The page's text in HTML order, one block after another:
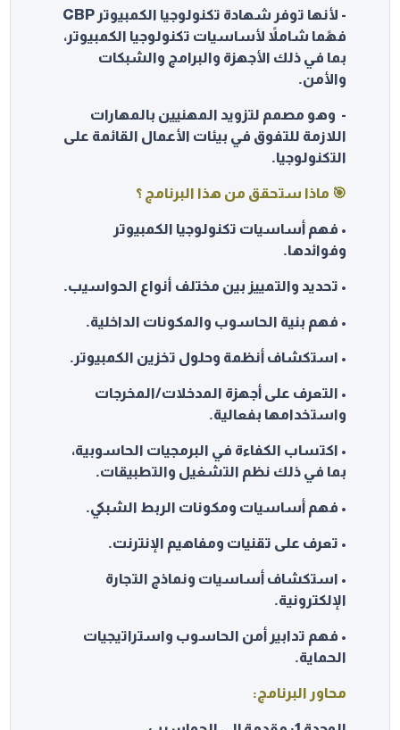
- لأنها توفر شهادة تكنولوجيا الكمبيوتر CBP
فهًما شاملاً لأساسيات تكنولوجيا الكمبيوتر،
بما في ذلك الأجهزة والبرامج والشبكات
والأمن.
- وهو مصمم لتزويد المهنيين بالمهارات
اللازمة للتفوق في بيئات الأعمال القائمة على
التكنولوجيا.
🎯 ماذا ستحقق من هذا البرنامج ؟
• فهم أساسيات تكنولوجيا الكمبيوتر
وفوائدها.
• تحديد والتمييز بين مختلف أنواع الحواسيب.
• فهم بنية الحاسوب والمكونات الداخلية.
• استكشاف أنظمة وحلول تخزين الكمبيوتر.
• التعرف على أجهزة المدخلات/المخرجات
واستخدامها بفعالية.
• اكتساب الكفاءة في البرمجيات الحاسوبية،
بما في ذلك نظم التشغيل والتطبيقات.
• فهم أساسيات ومكونات الربط الشبكي.
• تعرف على تقنيات ومفاهيم الإنترنت.
• استكشاف أساسيات ونماذج التجارة
الإلكترونية.
• فهم تدابير أمن الحاسوب واستراتيجيات
الحماية.
محاور البرنامج: